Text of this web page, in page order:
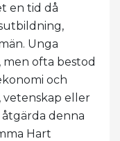
en tid då
Unga
ofta bestod
och
vetenskap eller
denna
Hart